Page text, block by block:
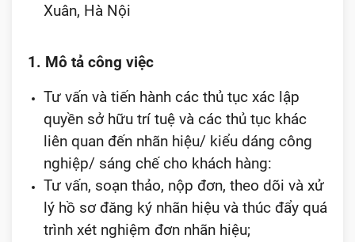
Xuân, Hà Nội
1. Mô tả công việc
Tư vấn và tiến hành các thủ tục xác lập
quyền sở hữu trí tuệ và các thủ tục khác
liên quan đến nhãn hiệu/ kiểu dáng công
nghiệp/ sáng chế cho khách hàng:
Tư vấn, soạn thảo, nộp đơn, theo dõi và xử
lý hồ sơ đăng ký nhãn hiệu và thúc đẩy quá
trình xét nghiệm đơn nhãn hiệu;